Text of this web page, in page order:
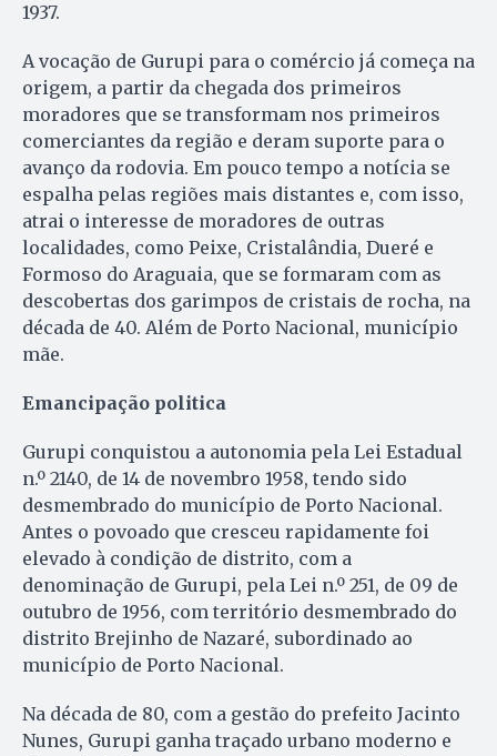
1937.
A vocação de Gurupi para o comércio já começa na
origem, a partir da chegada dos primeiros
moradores que se transformam nos primeiros
comerciantes da região e deram suporte para o
avanço da rodovia. Em pouco tempo a notícia se
espalha pelas regiões mais distantes e, com isso,
atrai o interesse de moradores de outras
localidades, como Peixe, Cristalândia, Dueré e
Formoso do Araguaia, que se formaram com as
descobertas dos garimpos de cristais de rocha, na
década de 40. Além de Porto Nacional, município
mãe.
Emancipação politica
Gurupi conquistou a autonomia pela Lei Estadual
n.º 2140, de 14 de novembro 1958, tendo sido
desmembrado do município de Porto Nacional.
Antes o povoado que cresceu rapidamente foi
elevado à condição de distrito, com a
denominação de Gurupi, pela Lei n.º 251, de 09 de
outubro de 1956, com território desmembrado do
distrito Brejinho de Nazaré, subordinado ao
município de Porto Nacional.
Na década de 80, com a gestão do prefeito Jacinto
Nunes, Gurupi ganha traçado urbano moderno e